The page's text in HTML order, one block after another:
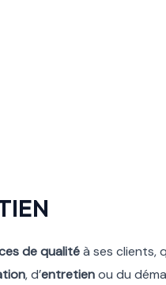
de qualitéà ses clients,
, d’entretienou du